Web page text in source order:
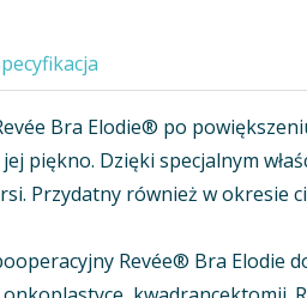
Bra Elodie® po
piękno. Dzięki specjalnym
Przydatny również w okresie
Revée® Bra Elodie